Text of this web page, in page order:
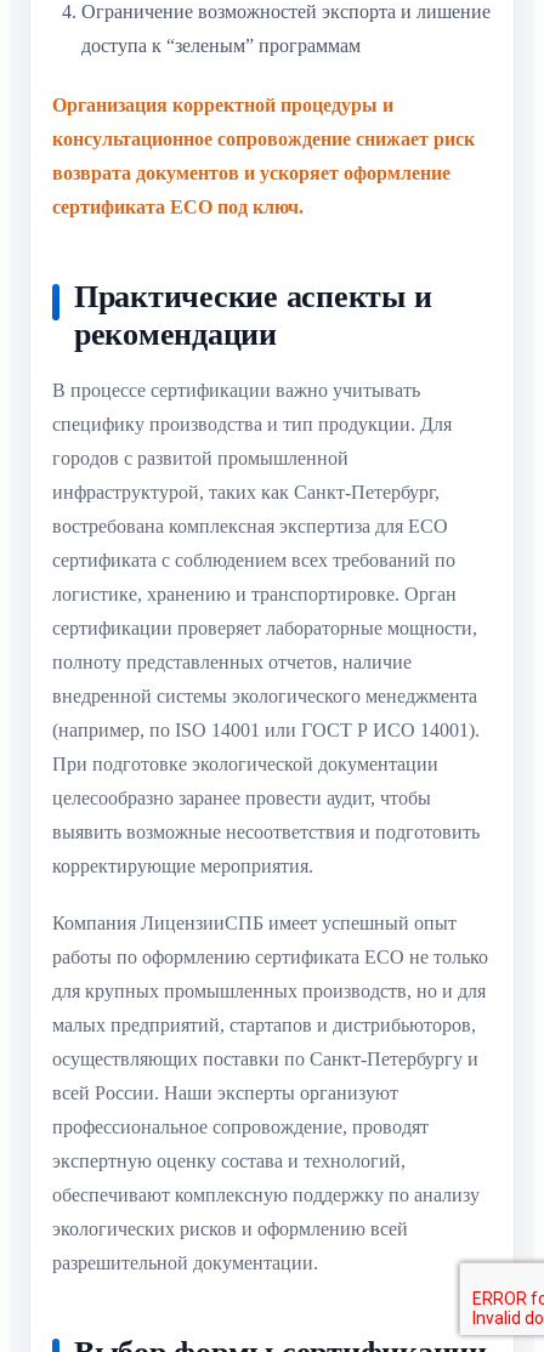
Ограничение возможностей экспорта и лишение
доступа к “зеленым” программам
Организация корректной процедуры и
консультационное сопровождение снижает риск
возврата документов и ускоряет оформление
сертификата ECO под ключ.
Практические аспекты и
рекомендации
В процессе сертификации важно учитывать
специфику производства и тип продукции. Для
городов с развитой промышленной
инфраструктурой, таких как Санкт-Петербург,
востребована комплексная экспертиза для ECO
сертификата с соблюдением всех требований по
логистике, хранению и транспортировке. Орган
сертификации проверяет лабораторные мощности,
полноту представленных отчетов, наличие
внедренной системы экологического менеджмента
(например, по ISO 14001 или ГОСТ Р ИСО 14001).
При подготовке экологической документации
целесообразно заранее провести аудит, чтобы
выявить возможные несоответствия и подготовить
корректирующие мероприятия.
Компания ЛицензииСПБ имеет успешный опыт
работы по оформлению сертификата ECO не только
для крупных промышленных производств, но и для
малых предприятий, стартапов и дистрибьюторов,
осуществляющих поставки по Санкт-Петербургу и
всей России. Наши эксперты организуют
профессиональное сопровождение, проводят
экспертную оценку состава и технологий,
обеспечивают комплексную поддержку по анализу
экологических рисков и оформлению всей
разрешительной документации.